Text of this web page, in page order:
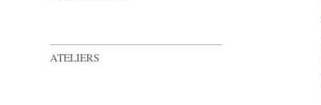
ATELIERS